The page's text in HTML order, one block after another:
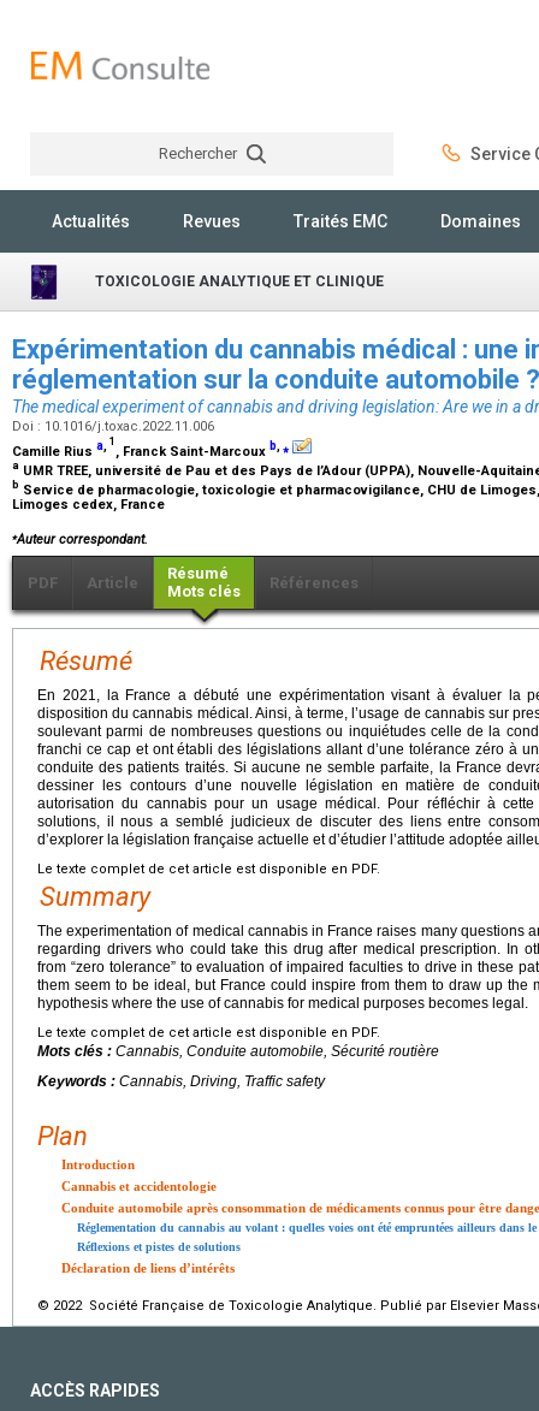
Rechercher Service
Actualités Revues Traités EMC Domaines
TOXICOLOGIE ANALYTIQUE ET CLINIQUE
Expérimentation du cannabis médical : une
réglementation sur la conduite automobile
The medical experiment of cannabis and driving legislation: Are we in a
Doi : 10.1016/j.toxac.2022.11.006
Camille Rius a, 1
, Franck Saint-Marcoux b,⁎
a UMR TREE, université de Pau et des Pays de l’Adour (UPPA), Nouvelle-
b Service de pharmacologie, toxicologie et pharmacovigilance, CHU de
Limoges cedex, France
⁎Auteur correspondant.
PDF Article
Résumé
Mots clés
Références
Résumé
En 2021, la France a débuté une expérimentation visant à évaluer la
disposition du cannabis médical. Ainsi, à terme, l’usage de cannabis sur
soulevant parmi de nombreuses questions ou inquiétudes celle de la
franchi ce cap et ont établi des législations allant d’une tolérance zéro à
conduite des patients traités. Si aucune ne semble parfaite, la France
dessiner les contours d’une nouvelle législation en matière de
autorisation du cannabis pour un usage médical. Pour réfléchir à
solutions, il nous a semblé judicieux de discuter des liens entre
d’explorer la législation française actuelle et d’étudier l’attitude adoptée
Le texte complet de cet article est disponible en PDF.
Summary
The experimentation of medical cannabis in France raises many questions
regarding drivers who could take this drug after medical prescription. In
from “zero tolerance” to evaluation of impaired faculties to drive in these
them seem to be ideal, but France could inspire from them to draw up the
hypothesis where the use of cannabis for medical purposes becomes legal.
Le texte complet de cet article est disponible en PDF.
Mots clés : Cannabis, Conduite automobile, Sécurité routière
Keywords : Cannabis, Driving, Traffic safety
Plan
Introduction
Cannabis et accidentologie
Conduite automobile après consommation de médicaments connus pour être
Réglementation du cannabis au volant : quelles voies ont été empruntées ailleurs dans le
Réflexions et pistes de solutions
Déclaration de liens d’intérêts
© 2022 Société Française de Toxicologie Analytique. Publié par Elsevier
ACCÈS RAPIDES